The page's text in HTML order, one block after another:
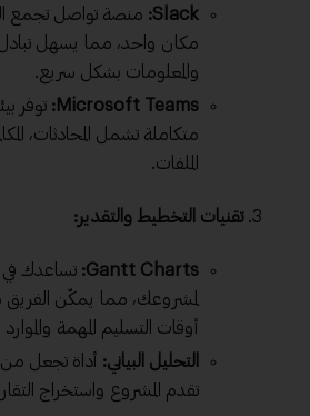
Slack: منصة تواصل تجمع
مكان واحد، مما يسهل تبادل
والمعلومات بشكل سريع.
Microsoft Teams:
توفر
متكاملة تشمل المحادثات،
الملفات.
تقنيات التخطيط والتقدير:
Gantt Charts: تساعدك في
لمشروعك، مما يمكّن
أوقات التسليم المهمة والموارد
التحليل البياني: أداة تجعل من
تقدم المشروع واستخراج